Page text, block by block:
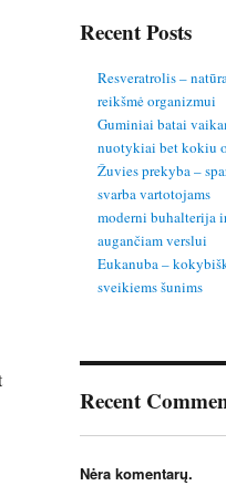
Recent Posts
Resveratrolis –
reikšmė organizmui
Guminiai batai
nuotykiai bet kokiu
Žuvies prekyba –
svarba vartotojams
moderni buhalterija
augančiam verslui
Eukanuba –
sveikiems šunims
Recent
Nėra komentarų.